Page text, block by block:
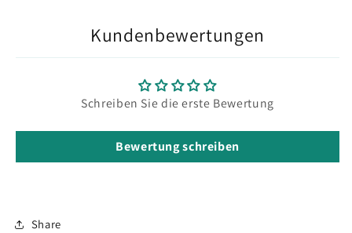
Kundenbewertungen
Schreiben Sie die erste Bewertung
Bewertung schreiben
Share